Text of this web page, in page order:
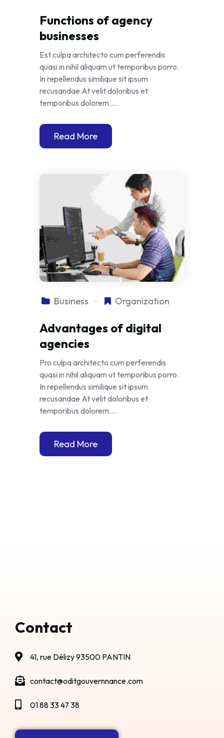
Functions of agency
businesses
Est culpa architecto cum perferendis
quasi in nihil aliquam ut temporibus porro.
In repellendus similique sit ipsum
recusandae At velit doloribus et
temporibus dolorem....
Read More
Business Organization
Advantages of digital
agencies
Pro culpa architecto cum perferendis
quasi in nihil aliquam ut temporibus porro.
In repellendus similique sit ipsum
recusandae At velit doloribus et
temporibus dolorem....
Read More
Contact
41, rue Délizy 93500 PANTIN
contact@oditgouvernnance.com
01 88 33 47 38